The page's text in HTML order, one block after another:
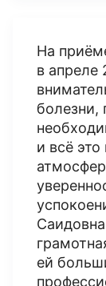
На
в апреле
болезни,
и всё
ей